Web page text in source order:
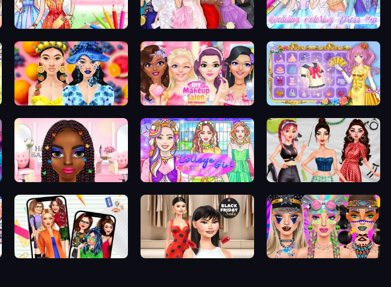
Dress Up Games & Coloring Book Model Dress Up Girl Wedding Coloring Dress Up Game
Sweet And Fruity Makeup DIY Makeup Salon: SPA Makeover Anime Princess Dress Up
Braided Hairstyles Fashion College Girl Coloring Dress Up Brat Girl Summer
Highschool Mean Girls 2 Shopaholic Black Friday Festival Vibes Makeup